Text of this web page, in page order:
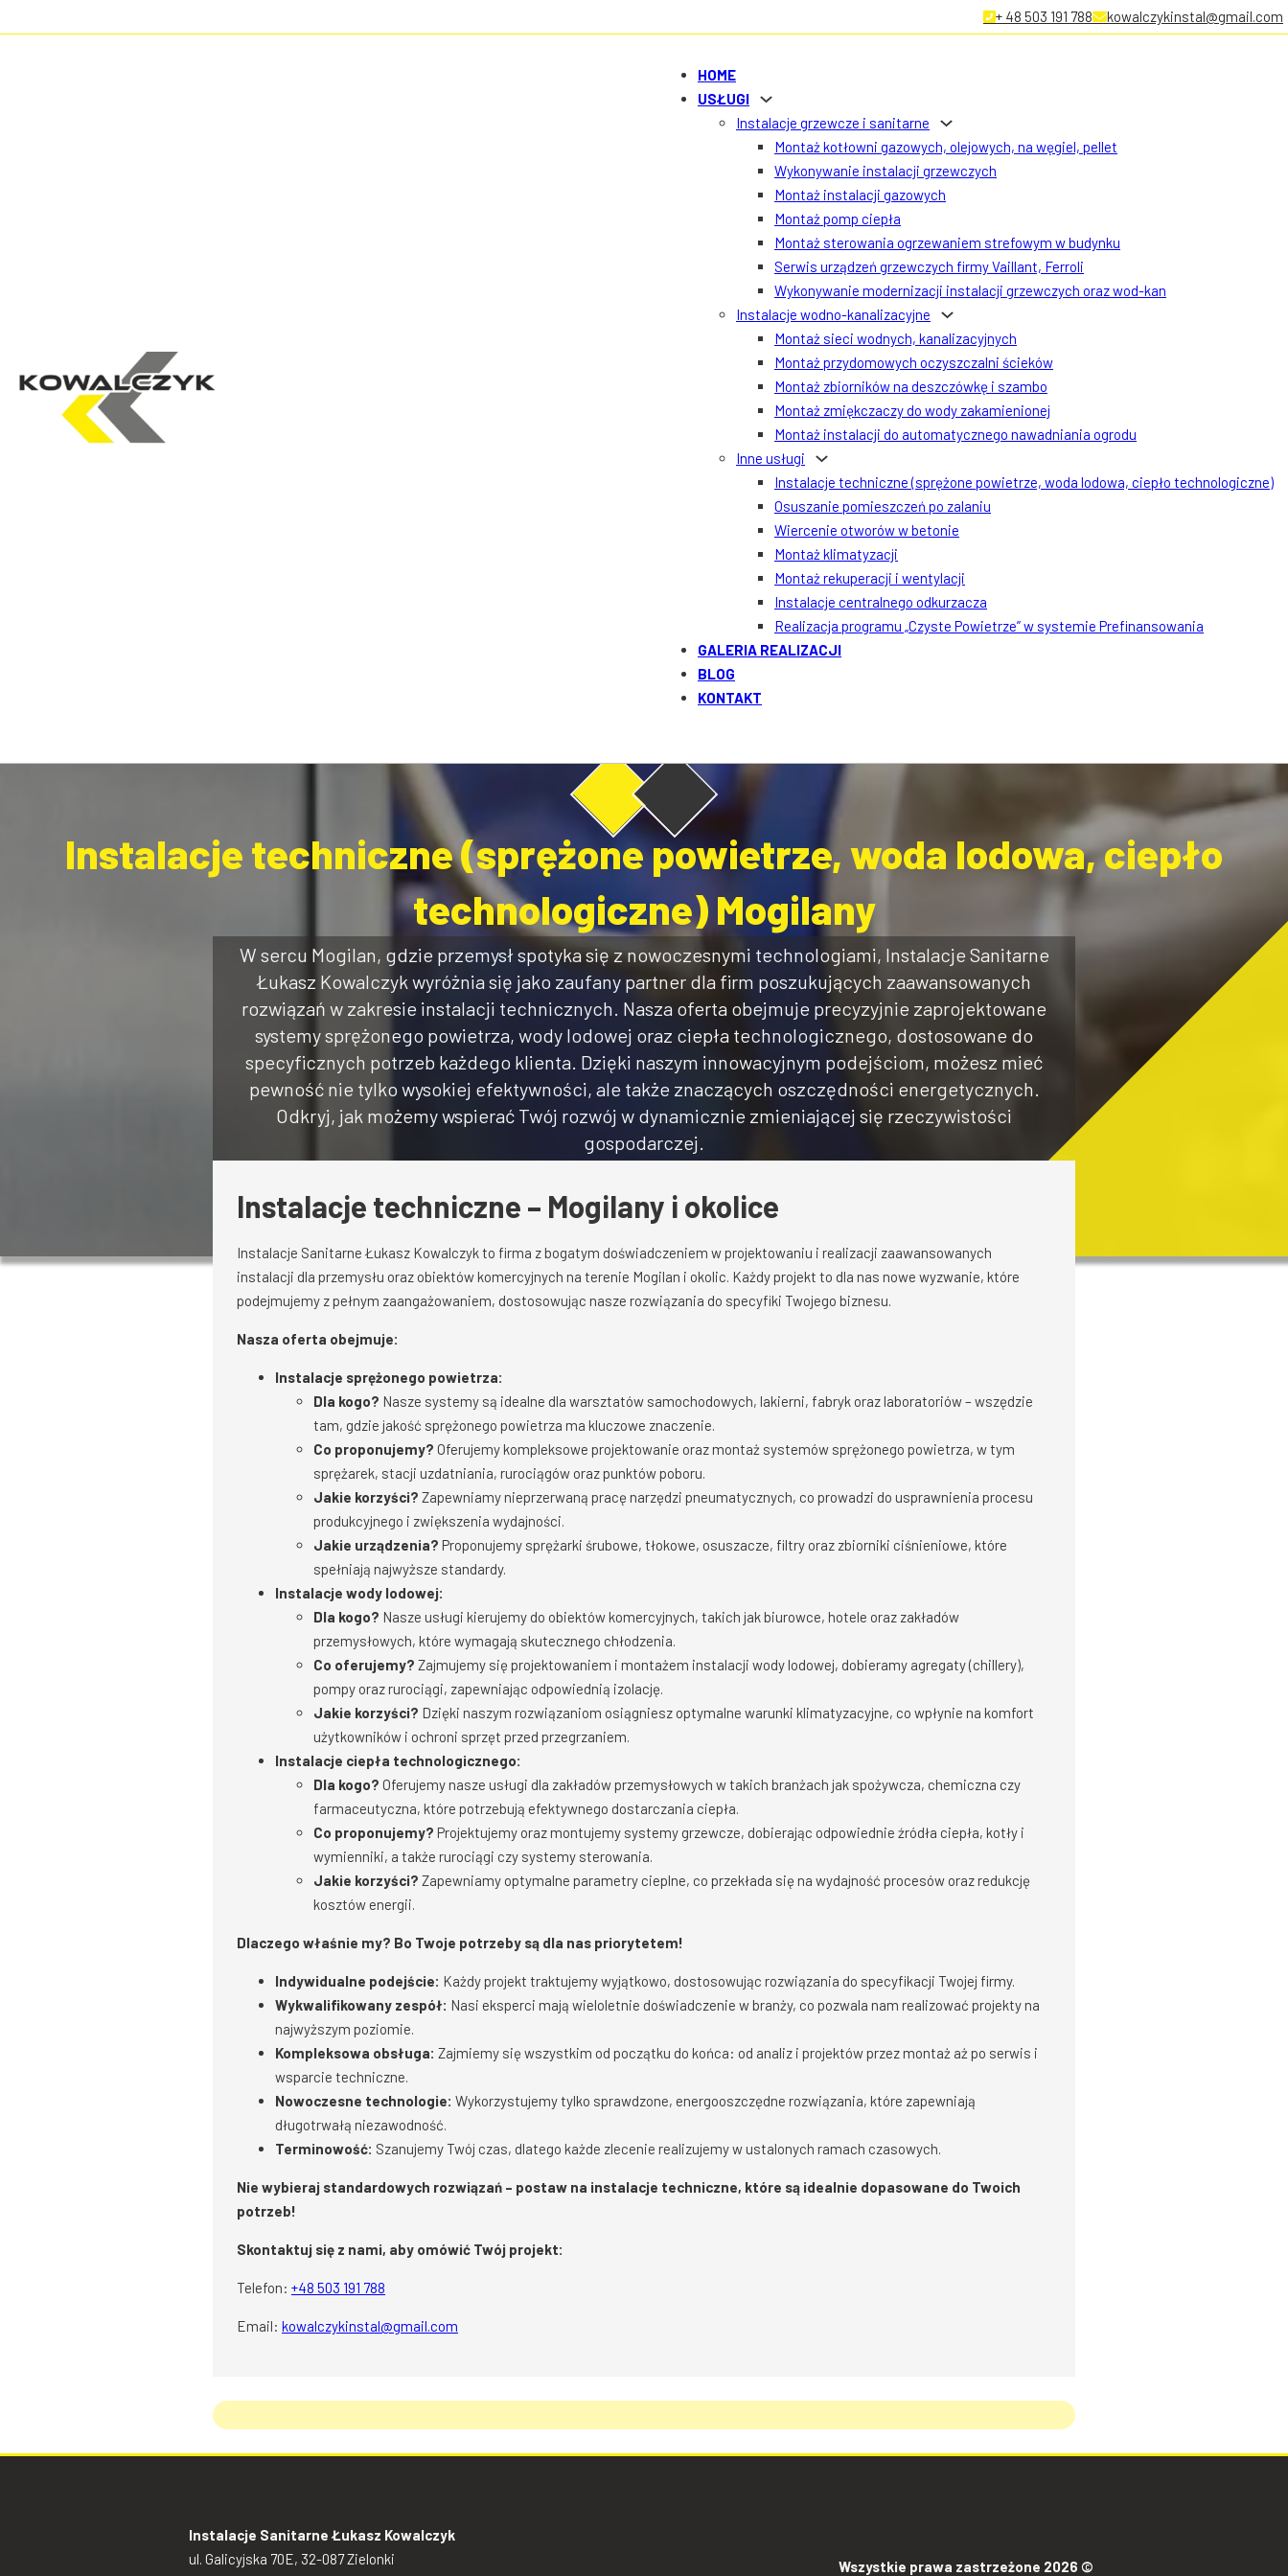
+ 48 503 191 788 kowalczykinstal@gmail.com
HOME
USŁUGI
Instalacje grzewcze i sanitarne
Montaż kotłowni gazowych, olejowych, na węgiel, pellet
Wykonywanie instalacji grzewczych
Montaż instalacji gazowych
Montaż pomp ciepła
Montaż sterowania ogrzewaniem strefowym w budynku
Serwis urządzeń grzewczych firmy Vaillant, Ferroli
Wykonywanie modernizacji instalacji grzewczych oraz wod-kan
Instalacje wodno-kanalizacyjne
Montaż sieci wodnych, kanalizacyjnych
Montaż przydomowych oczyszczalni ścieków
Montaż zbiorników na deszczówkę i szambo
Montaż zmiękczaczy do wody zakamienionej
Montaż instalacji do automatycznego nawadniania ogrodu
Inne usługi
Instalacje techniczne (sprężone powietrze, woda lodowa, ciepło technologiczne)
Osuszanie pomieszczeń po zalaniu
Wiercenie otworów w betonie
Montaż klimatyzacji
Montaż rekuperacji i wentylacji
Instalacje centralnego odkurzacza
Realizacja programu „Czyste Powietrze” w systemie Prefinansowania
GALERIA REALIZACJI
BLOG
KONTAKT
Instalacje techniczne (sprężone powietrze, woda lodowa, ciepło
technologiczne) Mogilany
W sercu Mogilan, gdzie przemysł spotyka się z nowoczesnymi technologiami, Instalacje Sanitarne
Łukasz Kowalczyk wyróżnia się jako zaufany partner dla firm poszukujących zaawansowanych
rozwiązań w zakresie instalacji technicznych. Nasza oferta obejmuje precyzyjnie zaprojektowane
systemy sprężonego powietrza, wody lodowej oraz ciepła technologicznego, dostosowane do
specyficznych potrzeb każdego klienta. Dzięki naszym innowacyjnym podejściom, możesz mieć
pewność nie tylko wysokiej efektywności, ale także znaczących oszczędności energetycznych.
Odkryj, jak możemy wspierać Twój rozwój w dynamicznie zmieniającej się rzeczywistości
gospodarczej.
Instalacje techniczne – Mogilany i okolice
Instalacje Sanitarne Łukasz Kowalczyk to firma z bogatym doświadczeniem w projektowaniu i realizacji zaawansowanych
instalacji dla przemysłu oraz obiektów komercyjnych na terenie Mogilan i okolic. Każdy projekt to dla nas nowe wyzwanie, które
podejmujemy z pełnym zaangażowaniem, dostosowując nasze rozwiązania do specyfiki Twojego biznesu.
Nasza oferta obejmuje:
Instalacje sprężonego powietrza:
Dla kogo? Nasze systemy są idealne dla warsztatów samochodowych, lakierni, fabryk oraz laboratoriów – wszędzie
tam, gdzie jakość sprężonego powietrza ma kluczowe znaczenie.
Co proponujemy? Oferujemy kompleksowe projektowanie oraz montaż systemów sprężonego powietrza, w tym
sprężarek, stacji uzdatniania, rurociągów oraz punktów poboru.
Jakie korzyści? Zapewniamy nieprzerwaną pracę narzędzi pneumatycznych, co prowadzi do usprawnienia procesu
produkcyjnego i zwiększenia wydajności.
Jakie urządzenia? Proponujemy sprężarki śrubowe, tłokowe, osuszacze, filtry oraz zbiorniki ciśnieniowe, które
spełniają najwyższe standardy.
Instalacje wody lodowej:
Dla kogo? Nasze usługi kierujemy do obiektów komercyjnych, takich jak biurowce, hotele oraz zakładów
przemysłowych, które wymagają skutecznego chłodzenia.
Co oferujemy? Zajmujemy się projektowaniem i montażem instalacji wody lodowej, dobieramy agregaty (chillery),
pompy oraz rurociągi, zapewniając odpowiednią izolację.
Jakie korzyści? Dzięki naszym rozwiązaniom osiągniesz optymalne warunki klimatyzacyjne, co wpłynie na komfort
użytkowników i ochroni sprzęt przed przegrzaniem.
Instalacje ciepła technologicznego:
Dla kogo? Oferujemy nasze usługi dla zakładów przemysłowych w takich branżach jak spożywcza, chemiczna czy
farmaceutyczna, które potrzebują efektywnego dostarczania ciepła.
Co proponujemy? Projektujemy oraz montujemy systemy grzewcze, dobierając odpowiednie źródła ciepła, kotły i
wymienniki, a także rurociągi czy systemy sterowania.
Jakie korzyści? Zapewniamy optymalne parametry cieplne, co przekłada się na wydajność procesów oraz redukcję
kosztów energii.
Dlaczego właśnie my? Bo Twoje potrzeby są dla nas priorytetem!
Indywidualne podejście: Każdy projekt traktujemy wyjątkowo, dostosowując rozwiązania do specyfikacji Twojej firmy.
Wykwalifikowany zespół: Nasi eksperci mają wieloletnie doświadczenie w branży, co pozwala nam realizować projekty na
najwyższym poziomie.
Kompleksowa obsługa: Zajmiemy się wszystkim od początku do końca: od analiz i projektów przez montaż aż po serwis i
wsparcie techniczne.
Nowoczesne technologie: Wykorzystujemy tylko sprawdzone, energooszczędne rozwiązania, które zapewniają
długotrwałą niezawodność.
Terminowość: Szanujemy Twój czas, dlatego każde zlecenie realizujemy w ustalonych ramach czasowych.
Nie wybieraj standardowych rozwiązań – postaw na instalacje techniczne, które są idealnie dopasowane do Twoich
potrzeb!
Skontaktuj się z nami, aby omówić Twój projekt:
Telefon: +48 503 191 788
Email: kowalczykinstal@gmail.com
Instalacje Sanitarne Łukasz Kowalczyk
ul. Galicyjska 70E, 32-087 Zielonki
Wszystkie prawa zastrzeżone 2026 ©